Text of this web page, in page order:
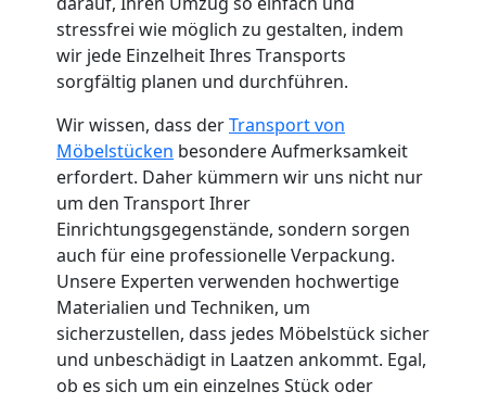
stressfrei wie möglich zu gestalten, indem
wir jede Einzelheit Ihres Transports
sorgfältig planen und durchführen.
Wir wissen, dass derTransport von
Möbelstücken besondere Aufmerksamkeit
erfordert. Daher kümmern wir uns nicht nur
um den Transport Ihrer
Einrichtungsgegenstände, sondern sorgen
auch für eine professionelle Verpackung.
Unsere Experten verwenden hochwertige
Materialien und Techniken, um
sicherzustellen, dass jedes Möbelstück sicher
und unbeschädigt in Laatzen ankommt. Egal,
ob es sich um ein einzelnes Stück oder
Küchenumzug
Wolfsberg
Umzug
und
Lagerung
Wolfsberg